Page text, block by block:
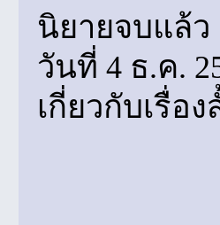
นิยายจบแล้ว
วันที่ 4 ธ.ค.
เกี่ยวกับเรื่อ